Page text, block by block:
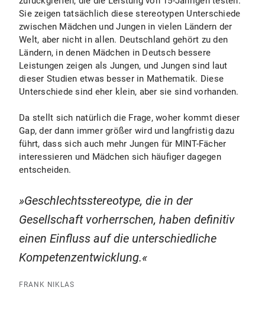
Sie zeigen tatsächlich diese stereotypen Unterschiede
zwischen Mädchen und Jungen in vielen Ländern der
Welt, aber nicht in allen. Deutschland gehört zu den
Ländern, in denen Mädchen in Deutsch bessere
Leistungen zeigen als Jungen, und Jungen sind laut
dieser Studien etwas besser in Mathematik. Diese
Unterschiede sind eher klein, aber sie sind vorhanden.
Da stellt sich natürlich die Frage, woher kommt dieser
Gap, der dann immer größer wird und langfristig dazu
führt, dass sich auch mehr Jungen für MINT-Fächer
interessieren und Mädchen sich häufiger dagegen
entscheiden.
Geschlechtsstereotype, die in der
Gesellschaft vorherrschen, haben definitiv
einen Einfluss auf die unterschiedliche
Kompetenzentwicklung.
FRANK NIKLAS